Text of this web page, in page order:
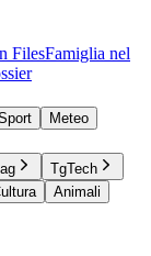
FilesFamiglia nel
Meteo
TgTech
Animali